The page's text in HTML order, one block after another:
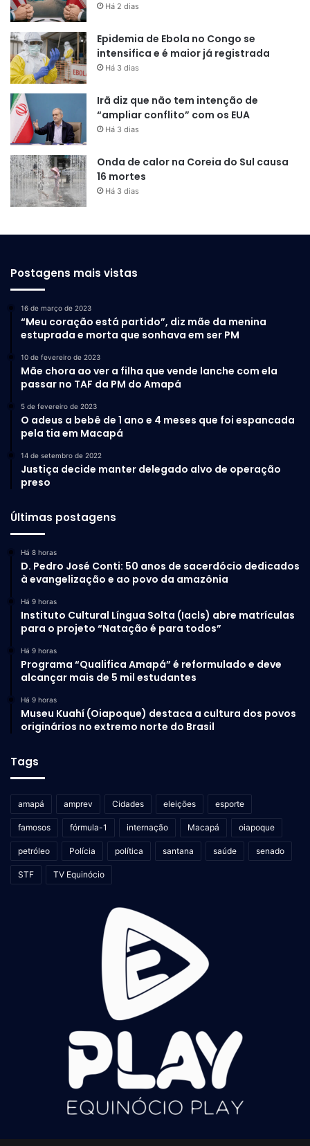
Há 2 dias
Epidemia de Ebola no Congo se
intensifica e é maior já registrada
Há 3 dias
Irã diz que não tem intenção de
“ampliar conflito” com os EUA
Há 3 dias
Onda de calor na Coreia do Sul causa
16 mortes
Há 3 dias
Postagens mais vistas
16 de março de 2023
“Meu coração está partido”, diz mãe da menina
estuprada e morta que sonhava em ser PM
10 de fevereiro de 2023
Mãe chora ao ver a filha que vende lanche com ela
passar no TAF da PM do Amapá
5 de fevereiro de 2023
O adeus a bebê de 1 ano e 4 meses que foi espancada
pela tia em Macapá
14 de setembro de 2022
Justiça decide manter delegado alvo de operação
preso
Últimas postagens
Há 8 horas
D. Pedro José Conti: 50 anos de sacerdócio dedicados
à evangelização e ao povo da amazônia
Há 9 horas
Instituto Cultural Língua Solta (Iacls) abre matrículas
para o projeto “Natação é para todos”
Há 9 horas
Programa “Qualifica Amapá” é reformulado e deve
alcançar mais de 5 mil estudantes
Há 9 horas
Museu Kuahí (Oiapoque) destaca a cultura dos povos
originários no extremo norte do Brasil
Tags
amapá amprev Cidades eleições esporte
famosos fórmula-1 internação Macapá oiapoque
petróleo Polícia política santana saúde senado
STF TV Equinócio